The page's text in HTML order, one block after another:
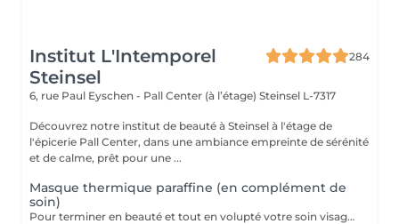
Institut L'Intemporel
Steinsel
284
6, rue Paul Eyschen - Pall Center (à l’étage) Steinsel L-7317
Découvrez notre institut de beauté à Steinsel à l'étage de
l'épicerie Pall Center, dans une ambiance empreinte de sérénité
et de calme, prêt pour une ...
Masque thermique paraffine (en complément de
soin)
Pour terminer en beauté et tout en volupté votre soin visage, nous vous proposons le 'double masque '. Cela consiste en une application d'un masque crème bourré d'actifs hydratants/régénérants/anti-âge ou anti-oxydants suivi d'un bain de paraffine tiède. Ceci permet la pénétration intégrale du masque crème grâce à la chaleur de la paraffine et une fin de soin en douceur grâce aux actifs de la paraffine adoucissants et calmants. Une véritable invitation à la détente.